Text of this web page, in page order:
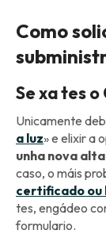
Como
Se xa tes o
Unicamente
a luz» e elixir a
unha nova
caso, o máis
certificado ou
tes, engádeo
formulario.